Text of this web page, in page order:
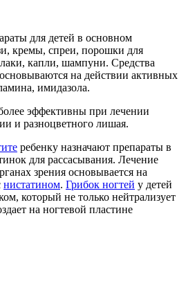
для детей в основном
кремы, спреи, порошки для
капли, шампуни. Средства
на действии активных
имидазола.
эффективны при лечении
и разноцветного лишая.
ребенку назначают препараты в
для рассасывания. Лечение
зрения основывается на
нистатином. Грибок ногтей у детей
который не только нейтрализует
на ногтевой пластине